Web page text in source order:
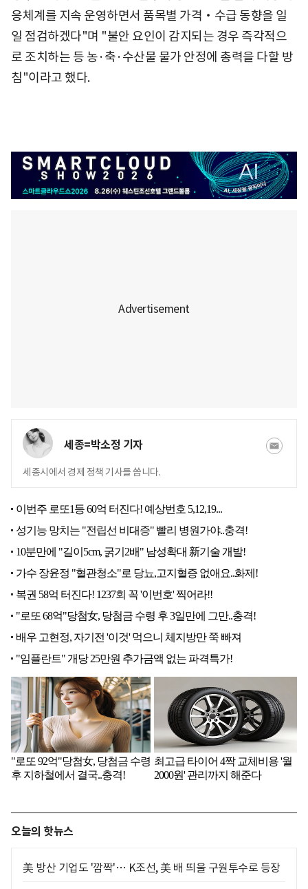
응체계를 지속 운영하면서 품목별 가격‧수급 동향을 일
일 점검하겠다"며 "불안 요인이 감지되는 경우 즉각적으
로 조치하는 등 농·축·수산물 물가 안정에 총력을 다할 방
침"이라고 했다.
세종=박소정 기자
세종시에서 경제 정책 기사를 씁니다.
오늘의 핫뉴스
美 방산 기업도 '깜짝'… K조선, 美 배 띄울 구원투수로 등장